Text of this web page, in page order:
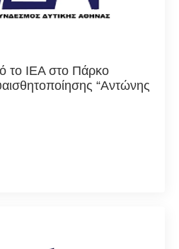
το ΙΕΑ στο Πάρκο
“Αντώνης